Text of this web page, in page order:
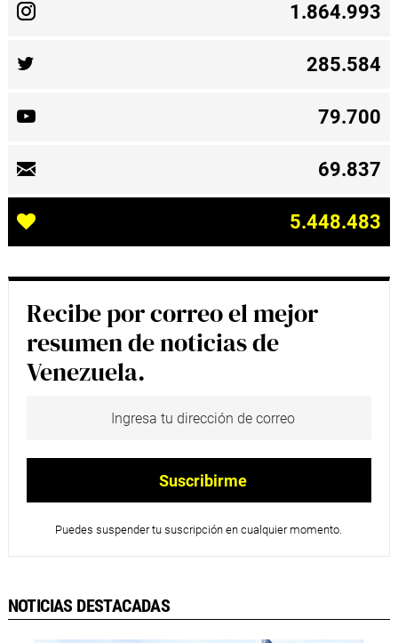
1.864.993
285.584
79.700
69.837
5.448.483
Recibe por correo el mejor
resumen de noticias de
Venezuela.
Puedes suspender tu suscripción en cualquier momento.
NOTICIAS DESTACADAS